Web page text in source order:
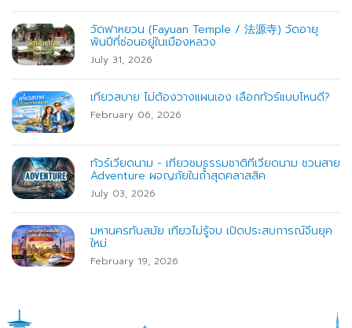
วัดฟาหยวน (Fayuan Temple / 法源寺) วัดอายุ
พันปีที่ซ่อนอยู่ในเมืองหลวง
July 31, 2026
เที่ยวสบาย ไม่ต้องวางแผนเอง เลือกทัวร์แบบไหนดี?
February 06, 2026
ทัวร์เวียดนาม - เที่ยวชมธรรมชาติที่เวียดนาม ชวนสาย
Adventure ผจญภัยในถ้ำสุดคลาสสิค
July 03, 2026
มหานครทันสมัย เที่ยวไม่รู้จบ เปิดประสบการณ์จีนยุค
ใหม่
February 19, 2026